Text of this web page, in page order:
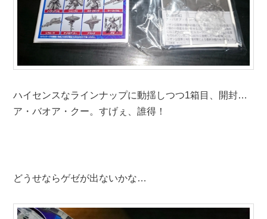
ハイセンスなラインナップに動揺しつつ1箱目、開封…
ア・バオア・クー。すげぇ、誰得！
どうせならゲゼが出ないかな…